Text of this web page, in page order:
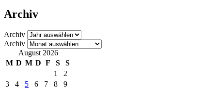
Archiv
Archiv
Archiv
August 2026
M D M D F S
S
1
2
3
4 5 6 7 8
9